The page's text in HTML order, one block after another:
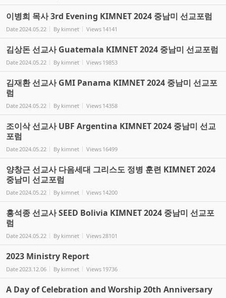
이병희 목사 3rd Evening KIMNET 2024 중남미 선교포럼
Date2024.05.22 By kimnet Views 14141
김상돈 선교사 Guatemala KIMNET 2024 중남미 선교포럼
Date2024.05.22 By kimnet Views 19853
김재환 선교사 GMI Panama KIMNET 2024 중남미 선교포
럼
Date2024.05.22 By kimnet Views 14358
조이삭 선교사 UBF Argentina KIMNET 2024 중남미 선교
포럼
Date2024.05.22 By kimnet Views 16499
양창근 선교사 다음세대 그리스도 정병 훈련 KIMNET 2024
중남미 선교포럼
Date2024.05.22 By kimnet Views 14200
홍석종 선교사 SEED Bolivia KIMNET 2024 중남미 선교포
럼
Date2024.05.22 By kimnet Views28101
2023 Ministry Report
Date2023.12.06 By kimnet Views 19736
A Day of Celebration and Worship 20th Anniversary